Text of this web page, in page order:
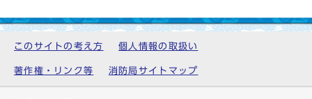
このサイトの考え方 個人情報の取扱い
著作権・リンク等 消防局サイトマップ